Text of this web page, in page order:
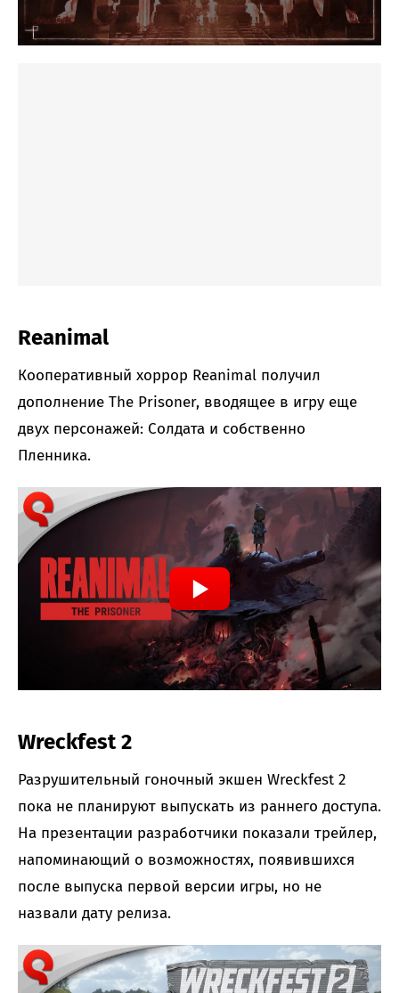
Reanimal
Кооперативный хоррор Reanimal получил
дополнение The Prisoner, вводящее в игру еще
двух персонажей: Солдата и собственно
Пленника.
Wreckfest 2
Разрушительный гоночный экшен Wreckfest 2
пока не планируют выпускать из раннего доступа.
На презентации разработчики показали трейлер,
напоминающий о возможностях, появившихся
после выпуска первой версии игры, но не
назвали дату релиза.